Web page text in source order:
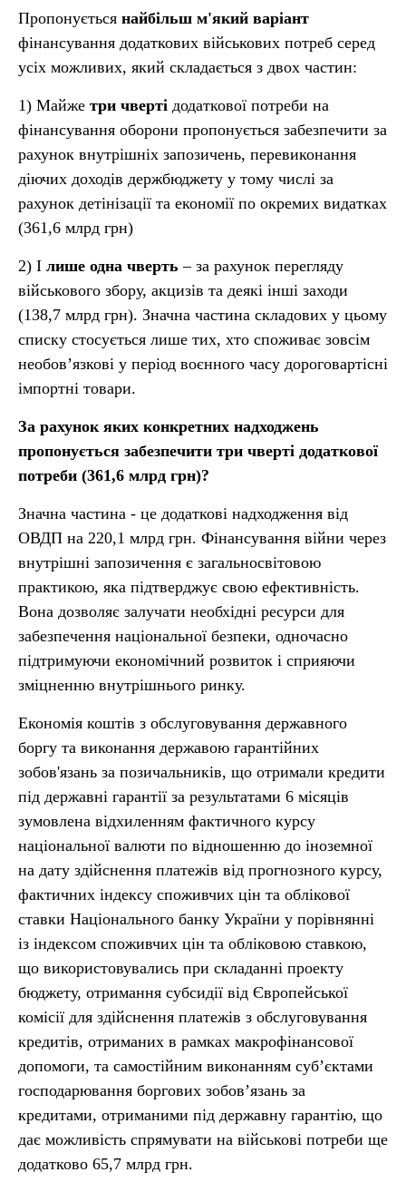
Пропонується найбільш м'який варіант
фінансування додаткових військових потреб серед
усіх можливих, який складається з двох частин:
1) Майже три чверті додаткової потреби на
фінансування оборони пропонується забезпечити за
рахунок внутрішніх запозичень, перевиконання
діючих доходів держбюджету у тому числі за
рахунок детінізації та економії по окремих видатках
(361,6 млрд грн)
2) І лише одна чверть – за рахунок перегляду
військового збору, акцизів та деякі інші заходи
(138,7 млрд грн). Значна частина складових у цьому
списку стосується лише тих, хто споживає зовсім
необов’язкові у період воєнного часу дороговартісні
імпортні товари.
За рахунок яких конкретних надходжень
пропонується забезпечити три чверті додаткової
потреби (361,6 млрд грн)?
Значна частина - це додаткові надходження від
ОВДП на 220,1 млрд грн. Фінансування війни через
внутрішні запозичення є загальносвітовою
практикою, яка підтверджує свою ефективність.
Вона дозволяє залучати необхідні ресурси для
забезпечення національної безпеки, одночасно
підтримуючи економічний розвиток і сприяючи
зміцненню внутрішнього ринку.
Економія коштів з обслуговування державного
боргу та виконання державою гарантійних
зобов'язань за позичальників, що отримали кредити
під державні гарантії за результатами 6 місяців
зумовлена відхиленням фактичного курсу
національної валюти по відношенню до іноземної
на дату здійснення платежів від прогнозного курсу,
фактичних індексу споживчих цін та облікової
ставки Національного банку України у порівнянні
із індексом споживчих цін та обліковою ставкою,
що використовувались при складанні проекту
бюджету, отримання субсидії від Європейської
комісії для здійснення платежів з обслуговування
кредитів, отриманих в рамках макрофінансової
допомоги, та самостійним виконанням суб’єктами
господарювання боргових зобов’язань за
кредитами, отриманими під державну гарантію, що
дає можливість спрямувати на військові потреби ще
додатково 65,7 млрд грн.